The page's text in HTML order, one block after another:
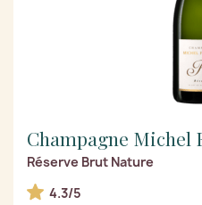
Champagne Michel
Réserve Brut Nature
4.3/5